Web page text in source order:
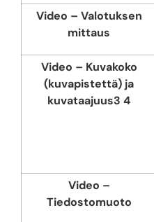
Video – Valotuksen
mittaus
Video – Kuvakoko
(kuvapistettä) ja
kuvataajuus3 4
Video –
Tiedostomuoto